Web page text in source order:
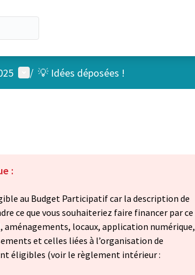
Menu utilisateur
/ 💡 Idées déposées !
:
au Budget Participatif car la description de
ce que vous souhaiteriez faire financer par ce
locaux, application numérique,
et celles liées à l’organisation de
éligibles (voir le règlement intérieur :